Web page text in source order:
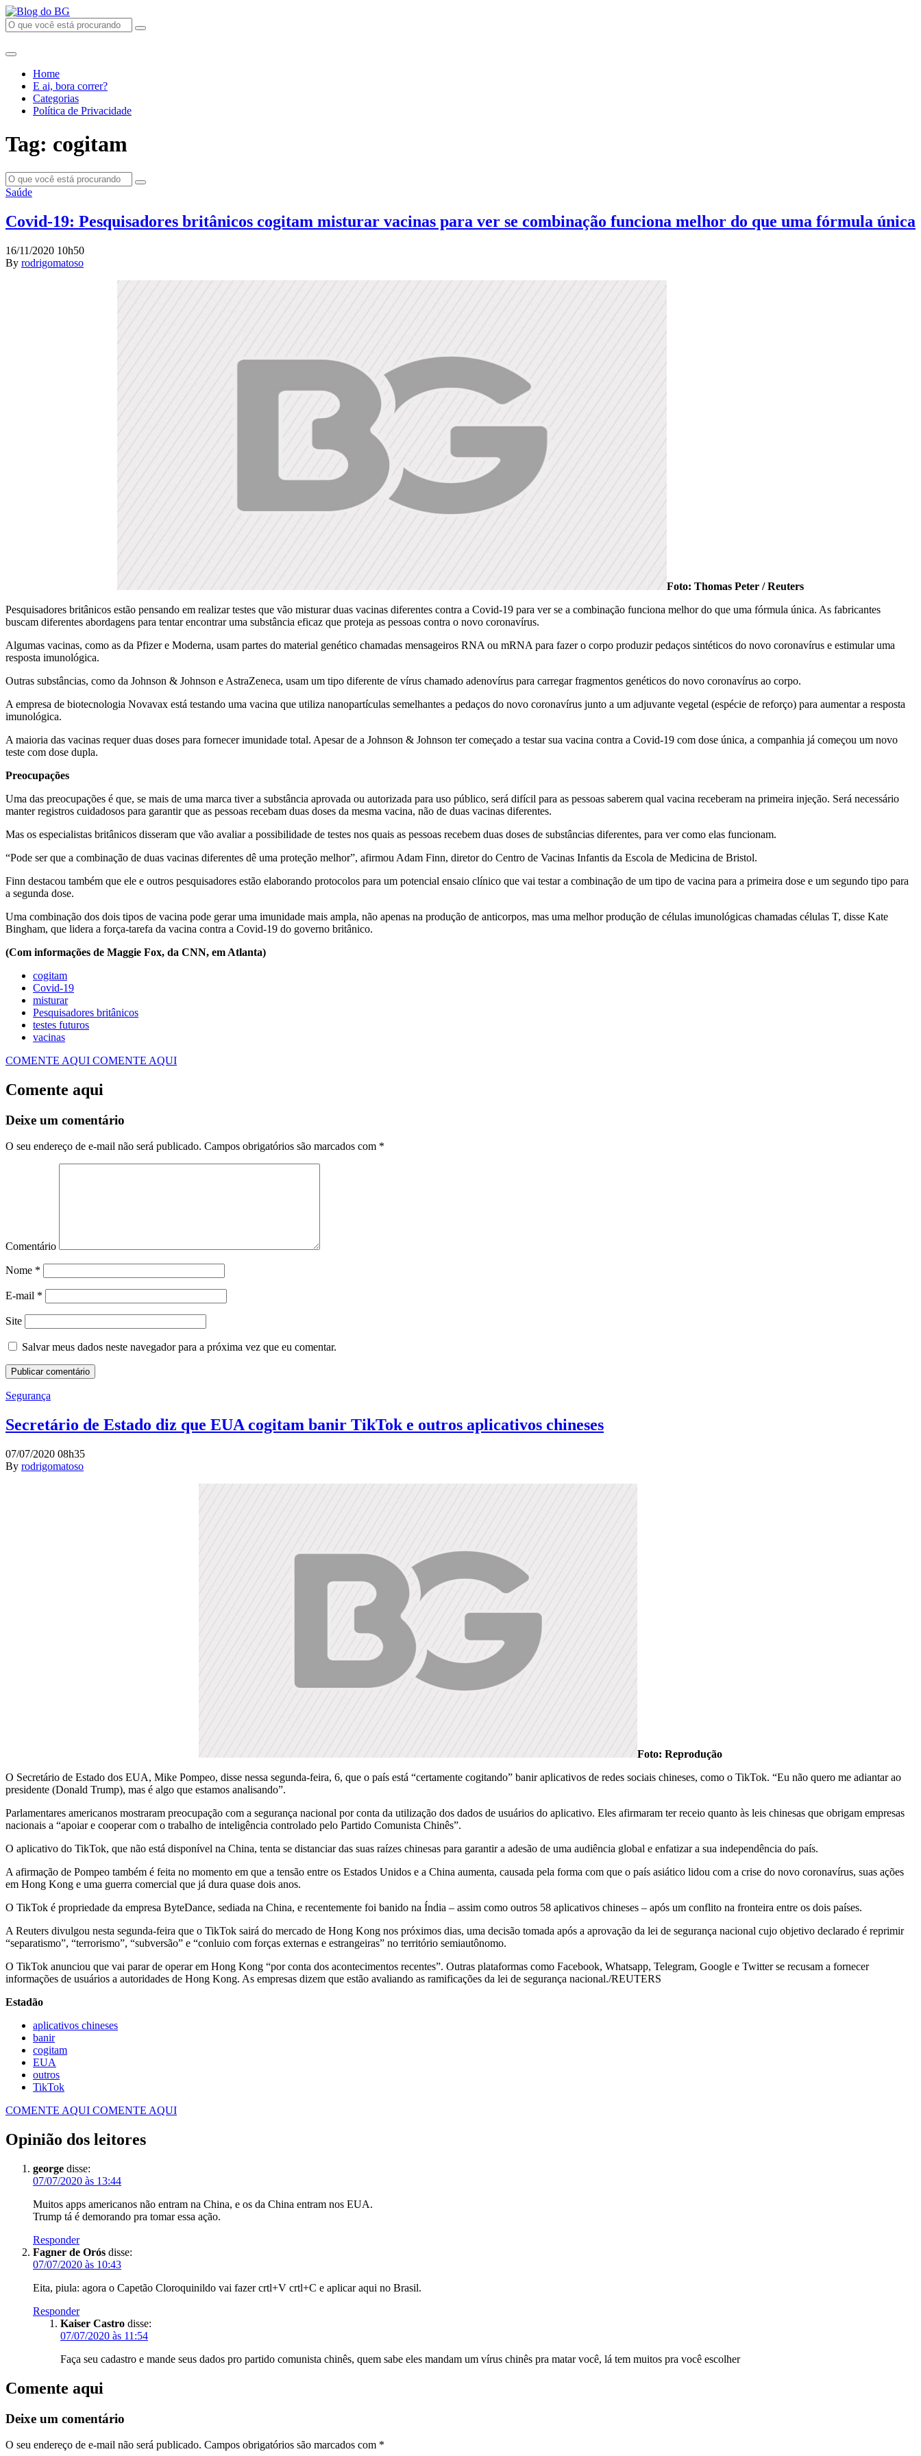
Home
E ai, bora correr?
Categorias
Política de Privacidade
Tag: cogitam
Saúde
Covid-19: Pesquisadores britânicos cogitam misturar vacinas para ver se combinação funciona melhor do que uma fórmula única
16/11/2020 10h50
By rodrigomatoso
Foto: Thomas Peter / Reuters
Pesquisadores britânicos estão pensando em realizar testes que vão misturar duas vacinas diferentes contra a Covid-19 para ver se a combinação funciona melhor do que uma fórmula única. As fabricantes
buscam diferentes abordagens para tentar encontrar uma substância eficaz que proteja as pessoas contra o novo coronavírus.
Algumas vacinas, como as da Pfizer e Moderna, usam partes do material genético chamadas mensageiros RNA ou mRNA para fazer o corpo produzir pedaços sintéticos do novo coronavírus e estimular uma
resposta imunológica.
Outras substâncias, como da Johnson & Johnson e AstraZeneca, usam um tipo diferente de vírus chamado adenovírus para carregar fragmentos genéticos do novo coronavírus ao corpo.
A empresa de biotecnologia Novavax está testando uma vacina que utiliza nanopartículas semelhantes a pedaços do novo coronavírus junto a um adjuvante vegetal (espécie de reforço) para aumentar a resposta
imunológica.
A maioria das vacinas requer duas doses para fornecer imunidade total. Apesar de a Johnson & Johnson ter começado a testar sua vacina contra a Covid-19 com dose única, a companhia já começou um novo
teste com dose dupla.
Preocupações
Uma das preocupações é que, se mais de uma marca tiver a substância aprovada ou autorizada para uso público, será difícil para as pessoas saberem qual vacina receberam na primeira injeção. Será necessário
manter registros cuidadosos para garantir que as pessoas recebam duas doses da mesma vacina, não de duas vacinas diferentes.
Mas os especialistas britânicos disseram que vão avaliar a possibilidade de testes nos quais as pessoas recebem duas doses de substâncias diferentes, para ver como elas funcionam.
“Pode ser que a combinação de duas vacinas diferentes dê uma proteção melhor”, afirmou Adam Finn, diretor do Centro de Vacinas Infantis da Escola de Medicina de Bristol.
Finn destacou também que ele e outros pesquisadores estão elaborando protocolos para um potencial ensaio clínico que vai testar a combinação de um tipo de vacina para a primeira dose e um segundo tipo para
a segunda dose.
Uma combinação dos dois tipos de vacina pode gerar uma imunidade mais ampla, não apenas na produção de anticorpos, mas uma melhor produção de células imunológicas chamadas células T, disse Kate
Bingham, que lidera a força-tarefa da vacina contra a Covid-19 do governo britânico.
(Com informações de Maggie Fox, da CNN, em Atlanta)
cogitam
Covid-19
misturar
Pesquisadores britânicos
testes futuros
vacinas
COMENTE AQUI COMENTE AQUI
Comente aqui
Deixe um comentário
O seu endereço de e-mail não será publicado. Campos obrigatórios são marcados com *
Comentário
Nome *
E-mail *
Site
Salvar meus dados neste navegador para a próxima vez que eu comentar.
Segurança
Secretário de Estado diz que EUA cogitam banir TikTok e outros aplicativos chineses
07/07/2020 08h35
By rodrigomatoso
Foto: Reprodução
O Secretário de Estado dos EUA, Mike Pompeo, disse nessa segunda-feira, 6, que o país está “certamente cogitando” banir aplicativos de redes sociais chineses, como o TikTok. “Eu não quero me adiantar ao
presidente (Donald Trump), mas é algo que estamos analisando”.
Parlamentares americanos mostraram preocupação com a segurança nacional por conta da utilização dos dados de usuários do aplicativo. Eles afirmaram ter receio quanto às leis chinesas que obrigam empresas
nacionais a “apoiar e cooperar com o trabalho de inteligência controlado pelo Partido Comunista Chinês”.
O aplicativo do TikTok, que não está disponível na China, tenta se distanciar das suas raízes chinesas para garantir a adesão de uma audiência global e enfatizar a sua independência do país.
A afirmação de Pompeo também é feita no momento em que a tensão entre os Estados Unidos e a China aumenta, causada pela forma com que o país asiático lidou com a crise do novo coronavírus, suas ações
em Hong Kong e uma guerra comercial que já dura quase dois anos.
O TikTok é propriedade da empresa ByteDance, sediada na China, e recentemente foi banido na Índia – assim como outros 58 aplicativos chineses – após um conflito na fronteira entre os dois países.
A Reuters divulgou nesta segunda-feira que o TikTok sairá do mercado de Hong Kong nos próximos dias, uma decisão tomada após a aprovação da lei de segurança nacional cujo objetivo declarado é reprimir
“separatismo”, “terrorismo”, “subversão” e “conluio com forças externas e estrangeiras” no território semiautônomo.
O TikTok anunciou que vai parar de operar em Hong Kong “por conta dos acontecimentos recentes”. Outras plataformas como Facebook, Whatsapp, Telegram, Google e Twitter se recusam a fornecer
informações de usuários a autoridades de Hong Kong. As empresas dizem que estão avaliando as ramificações da lei de segurança nacional./REUTERS
Estadão
aplicativos chineses
banir
cogitam
EUA
outros
TikTok
COMENTE AQUI COMENTE AQUI
Opinião dos leitores
george disse:
07/07/2020 às 13:44
Muitos apps americanos não entram na China, e os da China entram nos EUA.
Trump tá é demorando pra tomar essa ação.
Responder
Fagner de Orós disse:
07/07/2020 às 10:43
Eita, piula: agora o Capetão Cloroquinildo vai fazer crtl+V crtl+C e aplicar aqui no Brasil.
Responder
Kaiser Castro disse:
07/07/2020 às 11:54
Faça seu cadastro e mande seus dados pro partido comunista chinês, quem sabe eles mandam um vírus chinês pra matar você, lá tem muitos pra você escolher
Comente aqui
Deixe um comentário
O seu endereço de e-mail não será publicado. Campos obrigatórios são marcados com *